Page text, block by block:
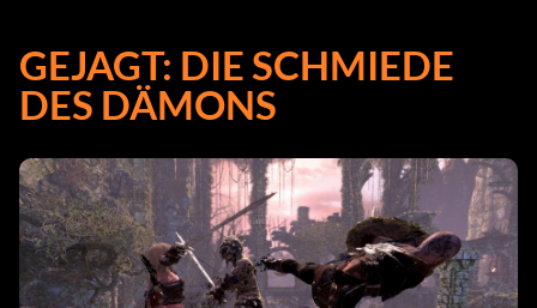
GEJAGT: DIE SCHMIEDE
DES DÄMONS